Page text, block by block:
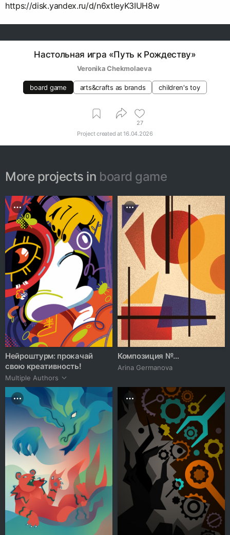
https://disk.yandex.ru/d/n6xtleyK3IUH8w
Настольная игра «Путь к Рождеству»
Veronika Chekmolaeva
board game arts&crafts as brands children's toy
27
Project created at16.04.2026
More projects in board game
Нейроштурм: прокачай
свою креативность!
Multiple Authors
Композиция №…
Arina Germanova